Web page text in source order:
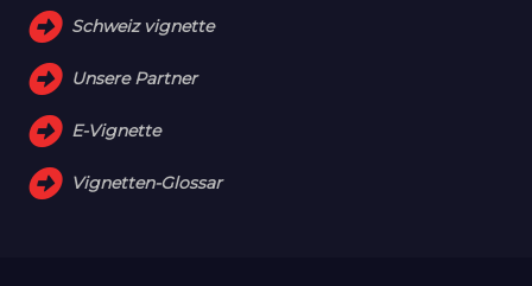
Schweiz vignette
Unsere Partner
E-Vignette
Vignetten-Glossar